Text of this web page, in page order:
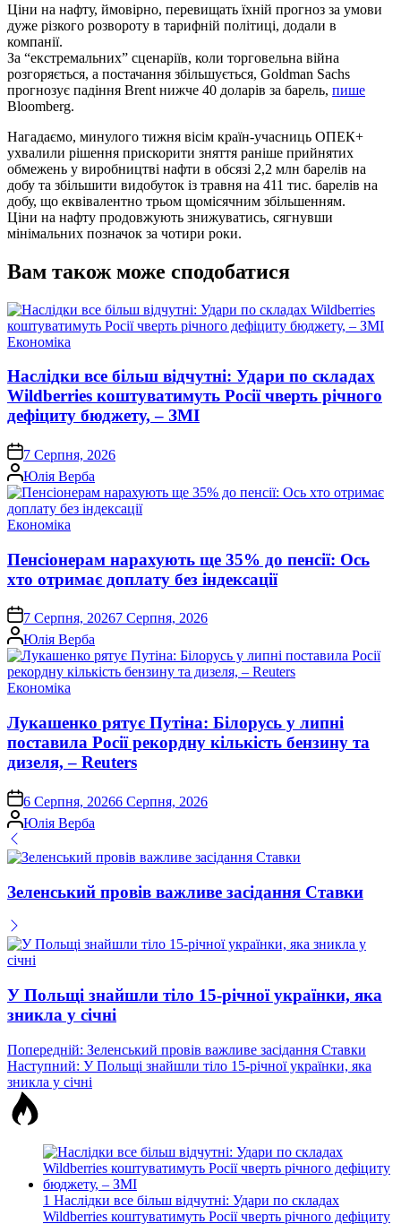
Ціни на нафту, ймовірно, перевищать їхній прогноз за умови
дуже різкого розвороту в тарифній політиці, додали в
компанії.
За “екстремальних” сценаріїв, коли торговельна війна
розгоряється, а постачання збільшується, Goldman Sachs
прогнозує падіння Brent нижче 40 доларів за барель, пише
Bloomberg.
Нагадаємо, минулого тижня вісім країн-учасниць ОПЕК+
ухвалили рішення прискорити зняття раніше прийнятих
обмежень у виробництві нафти в обсязі 2,2 млн барелів на
добу та збільшити видобуток із травня на 411 тис. барелів на
добу, що еквівалентно трьом щомісячним збільшенням.
Ціни на нафту продовжують знижуватись, сягнувши
мінімальних позначок за чотири роки.
Вам також може сподобатися
Опублікувати
Економіка
Наслідки все більш відчутні: Удари по складах
Wildberries коштуватимуть Росії чверть річного
дефіциту бюджету, – ЗМІ
on 7 Серпня, 2026
Опубліковано
Юлія Верба
Опублікувати
Економіка
Пенсіонерам нарахують ще 35% до пенсії: Ось
хто отримає доплату без індексації
on 7 Серпня, 20267 Серпня, 2026
Опубліковано
Юлія Верба
Опублікувати
Економіка
Лукашенко рятує Путіна: Білорусь у липні
поставила Росії рекордну кількість бензину та
дизеля, – Reuters
on6 Серпня, 20266 Серпня, 2026
Опубліковано
Юлія Верба
Зеленський провів важливе засідання Ставки
У Польщі знайшли тіло 15-річної українки, яка
зникла у січні
Навігація
записів
Попередній: Зеленський провів важливе засідання Ставки
Наступний: У Польщі знайшли тіло 15-річної українки, яка
зникла у січні
1 Наслідки все більш відчутні: Удари по складах
Wildberries коштуватимуть Росії чверть річного дефіциту